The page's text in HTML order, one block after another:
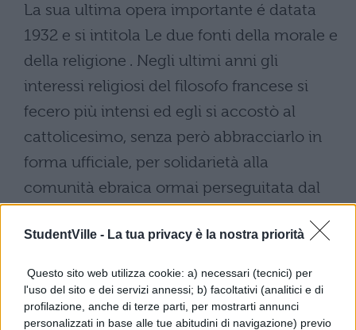
StudentVille - La tua privacy è la nostra priorità
Questo sito web utilizza cookie: a) necessari (tecnici) per
l'uso del sito e dei servizi annessi; b) facoltativi (analitici e di
profilazione, anche di terze parti, per mostrarti annunci
personalizzati in base alle tue abitudini di navigazione) previo
La sua ultima opera importante é datata
1932 e si intitola Le due fonti della morale e
della religione . Negli ultimi anni gli
interessi religiosi del filosofo francese si
fecero più intensi ed egli si accostò al
cattolicesimo, senza però abbracciarlo in
forma ufficiale, per solidarietà alla
comunità ebraica ormai perseguitata dal
invasero Parigi, egli si iscrisse
rifiutando l’esenzione concessagli dai
nazisti in virtù della sua celebrità. Morì a